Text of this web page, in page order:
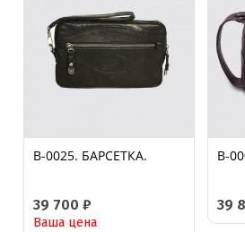
B-0025. БАРСЕТКА.
39 700₽
Ваша цена
B-
39